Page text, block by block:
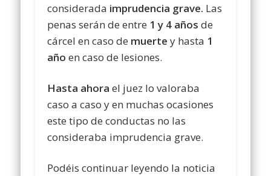
considerada imprudencia grave. Las
penas serán de entre 1 y 4 años de
cárcel en caso de muerte y hasta 1
año en caso de lesiones.
Hasta ahora el juez lo valoraba
caso a caso y en muchas ocasiones
este tipo de conductas no las
consideraba imprudencia grave.
Podéis continuar leyendo la noticia